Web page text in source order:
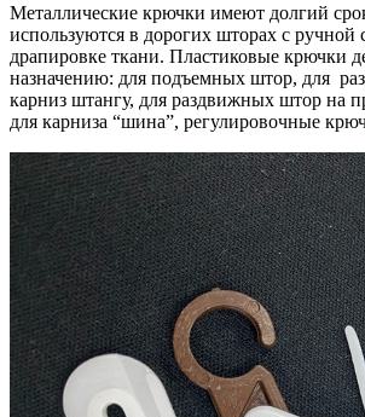
Металлические крючки имеют долгий
используются в дорогих шторах с ручной
драпировке ткани. Пластиковые крючки
назначению: для подъемных штор, для
карниз штангу, для раздвижных штор на
для карниза “шина”, регулировочные